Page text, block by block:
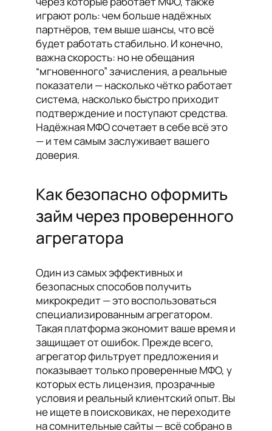
играют роль: чем больше надёжных
партнёров, тем выше шансы, что всё
будет работать стабильно. И конечно,
важна скорость: но не обещания
“мгновенного” зачисления, а реальные
показатели — насколько чётко работает
система, насколько быстро приходит
подтверждение и поступают средства.
Надёжная МФО сочетает в себе всё это
— и тем самым заслуживает вашего
доверия.
Как безопасно оформить
займ через проверенного
агрегатора
Один из самых эффективных и
безопасных способов получить
микрокредит — это воспользоваться
специализированным агрегатором.
Такая платформа экономит ваше время и
защищает от ошибок. Прежде всего,
агрегатор фильтрует предложения и
показывает только проверенные МФО, у
которых есть лицензия, прозрачные
условия и реальный клиентский опыт. Вы
не ищете в поисковиках, не переходите
на сомнительные сайты — всё собрано в